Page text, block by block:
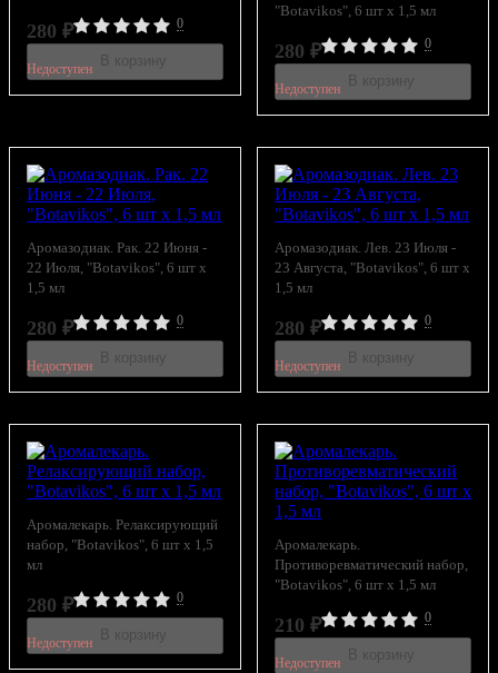
280 ₽ 0
В корзину
Недоступен
"Botavikos", 6 шт x 1,5 мл
280 ₽ 0
В корзину
Недоступен
Аромазодиак. Рак. 22 Июня -
22 Июля, "Botavikos", 6 шт x
1,5 мл
280 ₽ 0
В корзину
Недоступен
Аромазодиак. Лев. 23 Июля -
23 Августа, "Botavikos", 6 шт x
1,5 мл
280 ₽ 0
В корзину
Недоступен
Аромалекарь. Релаксирующий
набор, "Botavikos", 6 шт x 1,5
мл
280 ₽ 0
В корзину
Недоступен
Аромалекарь.
Противоревматический набор,
"Botavikos", 6 шт x 1,5 мл
210 ₽ 0
В корзину
Недоступен